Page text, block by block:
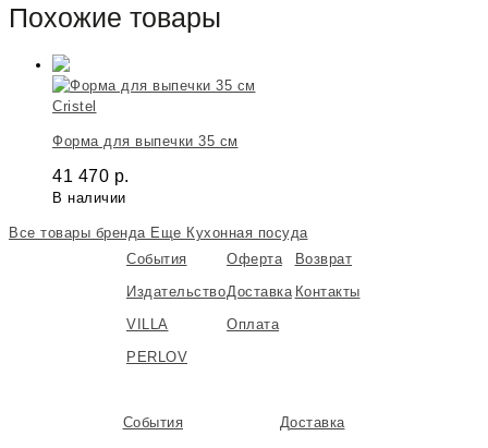
Похожие товары
Cristel
Форма для выпечки 35 см
41 470 р.
В наличии
Все товары бренда Еще Кухонная посуда
События
Издательство
VILLA
PERLOV
Оферта
Доставка
Оплата
Возврат
Контакты
События
Доставка